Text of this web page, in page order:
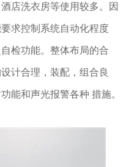
店洗衣房等使用较多。因
求控制系统自动化程度
检功能。整体布局的合
计合理，装配，组合良
能和声光报警各种 措施。